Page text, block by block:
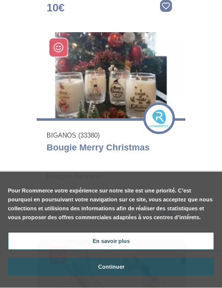
10€
BIGANOS (33380)
Bougie Merry Christmas
6€
Pour Rcommerce votre expérience sur notre site est une priorité. C’est
pourquoi en poursuivant votre navigation sur ce site, vous acceptez que nous
collections et utilisions des informations afin de réaliser des statistiques et
vous proposer des offres commerciales adaptées à vos centres d’intérets.
En savoir plus
Continuer